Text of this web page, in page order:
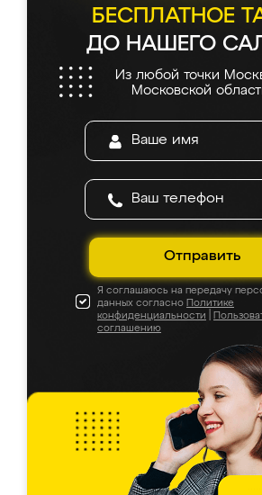
БЕСПЛАТНОЕ
ДО НАШЕГО
Из любой точки
Московской
Отправить
Я соглашаюсь на передачу
данных согласно Политике
конфиденциальности
соглашению